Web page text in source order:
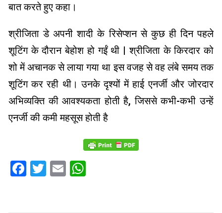
बात करते हुए कहा।
श्रीजिता डे अपनी शादी के रिसेप्शन से कुछ ही दिन पहले
शूटिंग के दौरान बेहोश हो गईं थी | श्रीजिता के किरदार को
शो में अचानक से लाया गया था इस वजह से वह लंबे समय तक
शूटिंग कर रही थी। उनके दृश्यों में हाई एनर्जी और जोरदार
अभिव्यक्ति की आवश्यकता होती है, जिससे कभी-कभी उन्हें
एनर्जी की कमी महसूस होती है
Facebook
Twitter
Email